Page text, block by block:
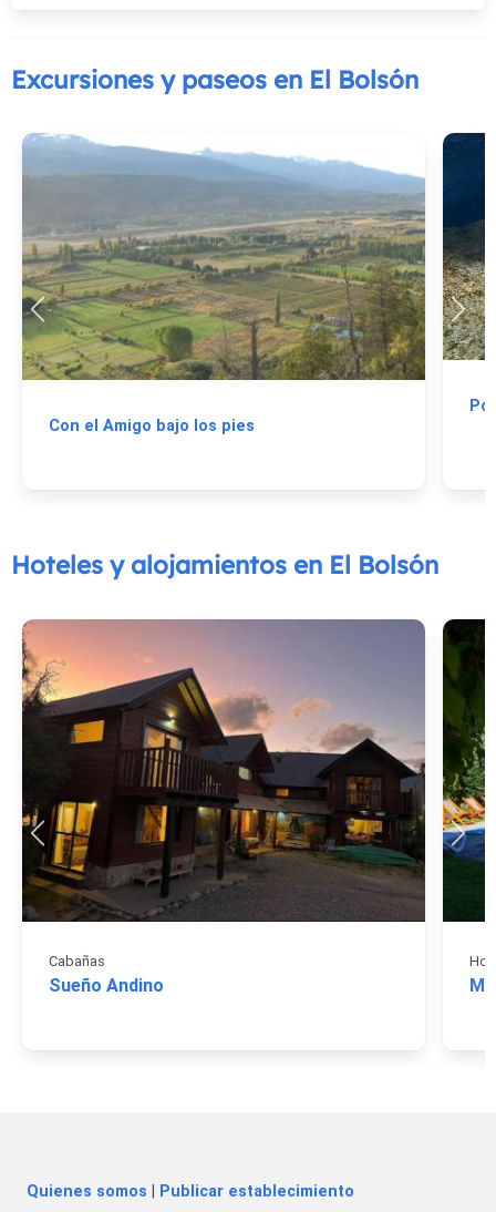
Excursiones y paseos en El Bolsón
Con el Amigo bajo los pies
Hoteles y alojamientos en El Bolsón
Cabañas
Sueño Andino
Quienes somos Publicar establecimiento